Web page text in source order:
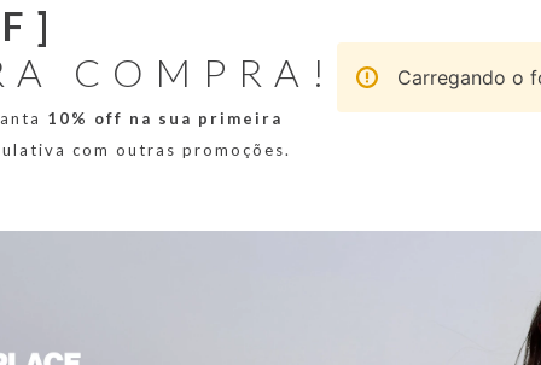
COMPRA!
10% off na sua primeira
com outras promoções.
Carregando o